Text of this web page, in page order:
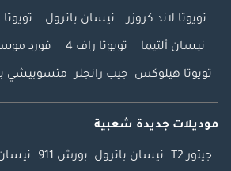
تويوتا لاند كروزر نيسان باترول تويوتا
نيسان ألتيما تويوتا راف 4 فورد
تويوتا هيلوكس جيب رانجلر متسوبيشي
موديلات جديدة شعبية
جيتور T2 نيسان باترول بورش 911